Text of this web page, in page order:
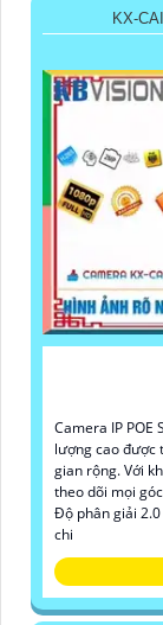
KX-
Camera IP POE
lượng cao được
gian rộng. Với
theo dõi mọi
Độ phân giải
chi